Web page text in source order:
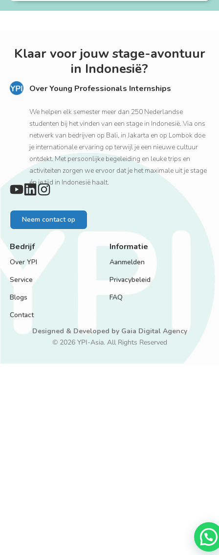
Klaar voor jouw stage-avontuur
in Indonesië?
Over Young Professionals Internships
We helpen elk semester meer dan 250 Nederlandse
studenten bij het vinden van een stage in Indonesië. Via ons
netwerk van bedrijven op Bali, in Jakarta en op Lombok doe
je internationale ervaring op terwijl je een nieuwe cultuur
ontdekt. Met persoonlijke begeleiding en leuke trips en
activiteiten zorgen we ervoor dat je het maximale uit je stage
én je tijd in Indonesië haalt.
Neem contact op
Bedrijf
Over YPI
Service
Blogs
Contact
Informatie
Aanmelden
Privacybeleid
FAQ
Designed & Developed by Gaia Digital Agency
© 2026 YPI-Asia. All Rights Reserved